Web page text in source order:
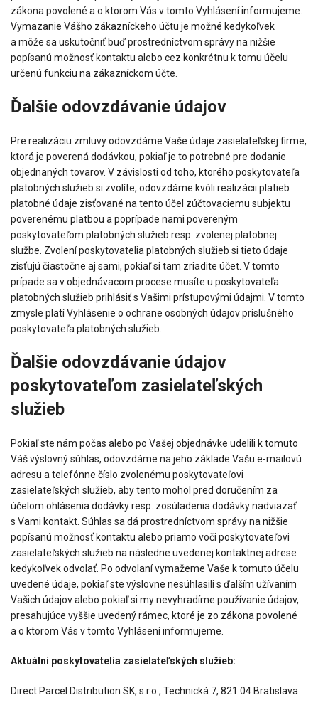
zákona povolené a o ktorom Vás v tomto Vyhlásení informujeme.
Vymazanie Vášho zákazníckeho účtu je možné kedykoľvek
a môže sa uskutočniť buď prostredníctvom správy na nižšie
popísanú možnosť kontaktu alebo cez konkrétnu k tomu účelu
určenú funkciu na zákazníckom účte.
Ďalšie odovzdávanie údajov
Pre realizáciu zmluvy odovzdáme Vaše údaje zasielateľskej firme,
ktorá je poverená dodávkou, pokiaľ je to potrebné pre dodanie
objednaných tovarov. V závislosti od toho, ktorého poskytovateľa
platobných služieb si zvolíte, odovzdáme kvôli realizácii platieb
platobné údaje zisťované na tento účel zúčtovaciemu subjektu
poverenému platbou a poprípade nami povereným
poskytovateľom platobných služieb resp. zvolenej platobnej
službe. Zvolení poskytovatelia platobných služieb si tieto údaje
zisťujú čiastočne aj sami, pokiaľ si tam zriadite účet. V tomto
prípade sa v objednávacom procese musíte u poskytovateľa
platobných služieb prihlásiť s Vašimi prístupovými údajmi. V tomto
zmysle platí Vyhlásenie o ochrane osobných údajov príslušného
poskytovateľa platobných služieb.
Ďalšie odovzdávanie údajov
poskytovateľom zasielateľských
služieb
Pokiaľ ste nám počas alebo po Vašej objednávke udelili k tomuto
Váš výslovný súhlas, odovzdáme na jeho základe Vašu e-mailovú
adresu a telefónne číslo zvolenému poskytovateľovi
zasielateľských služieb, aby tento mohol pred doručením za
účelom ohlásenia dodávky resp. zosúladenia dodávky nadviazať
s Vami kontakt. Súhlas sa dá prostredníctvom správy na nižšie
popísanú možnosť kontaktu alebo priamo voči poskytovateľovi
zasielateľských služieb na následne uvedenej kontaktnej adrese
kedykoľvek odvolať. Po odvolaní vymažeme Vaše k tomuto účelu
uvedené údaje, pokiaľ ste výslovne nesúhlasili s ďalším užívaním
Vašich údajov alebo pokiaľ si my nevyhradíme používanie údajov,
presahujúce vyššie uvedený rámec, ktoré je zo zákona povolené
a o ktorom Vás v tomto Vyhlásení informujeme.
Aktuálni poskytovatelia zasielateľských služieb:
Direct Parcel Distribution SK, s.r.o., Technická 7, 821 04 Bratislava